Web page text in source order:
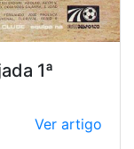
1ª
Ver artigo